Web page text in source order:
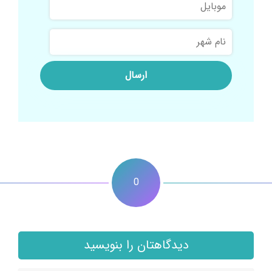
نام
شهر
0
دیدگاهتان را بنویسید